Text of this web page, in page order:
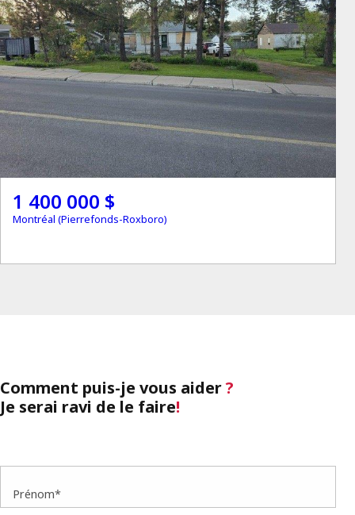
1 400 000 $
Montréal (Pierrefonds-Roxboro)
Comment puis-je vous aider?
Je serai ravi de le faire!
Prénom*